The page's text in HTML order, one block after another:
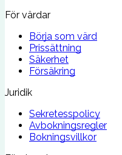
För värdar
Börja som värd
Prissättning
Säkerhet
Försäkring
Juridik
Sekretesspolicy
Avbokningsregler
Bokningsvillkor